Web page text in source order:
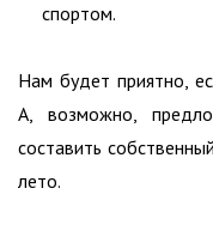
спортом.
Нам будет приятно,
А, возможно,
составить
лето.
Полина